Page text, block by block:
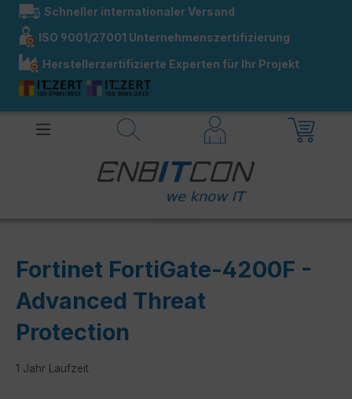
springen
Schneller internationaler Versand
ISO 9001/27001 Unternehmenszertifizierung
Herstellerzertifizierte Experten für Ihr Projekt
Fortinet FortiGate-4200F -
Advanced Threat
Protection
1 Jahr Laufzeit